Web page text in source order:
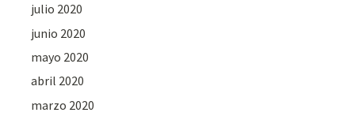
julio 2020
junio 2020
mayo 2020
abril 2020
marzo 2020